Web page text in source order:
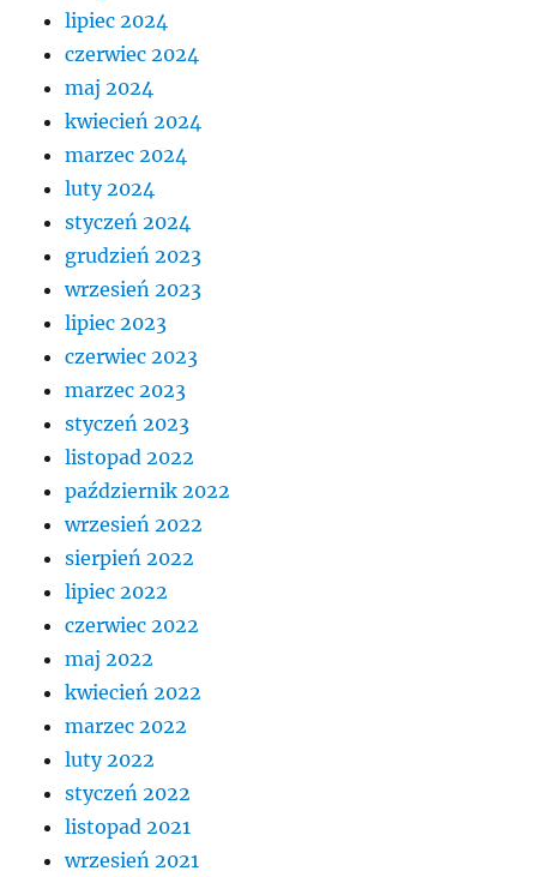
lipiec 2024
czerwiec 2024
maj 2024
kwiecień 2024
marzec 2024
luty 2024
styczeń 2024
grudzień 2023
wrzesień 2023
lipiec 2023
czerwiec 2023
marzec 2023
styczeń 2023
listopad 2022
październik 2022
wrzesień 2022
sierpień 2022
lipiec 2022
czerwiec 2022
maj 2022
kwiecień 2022
marzec 2022
luty 2022
styczeń 2022
listopad 2021
wrzesień 2021